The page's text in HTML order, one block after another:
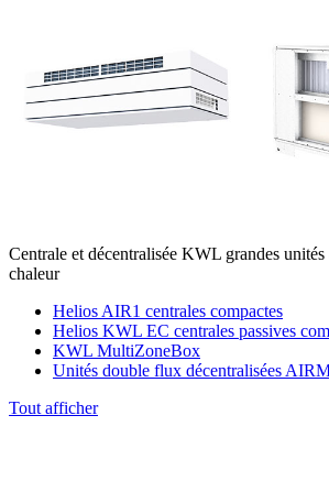
Centrale et décentralisée KWL grandes
chaleur
Helios AIR1 centrales compactes
Helios KWL EC centrales passives
KWL MultiZoneBox
Unités double flux décentralisées
Tout afficher